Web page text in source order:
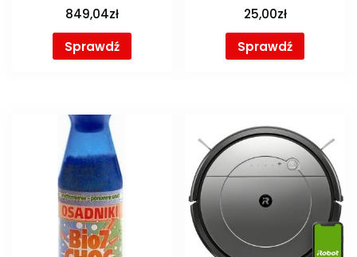
849,04zł
Sprawdź
25,00zł
Sprawdź